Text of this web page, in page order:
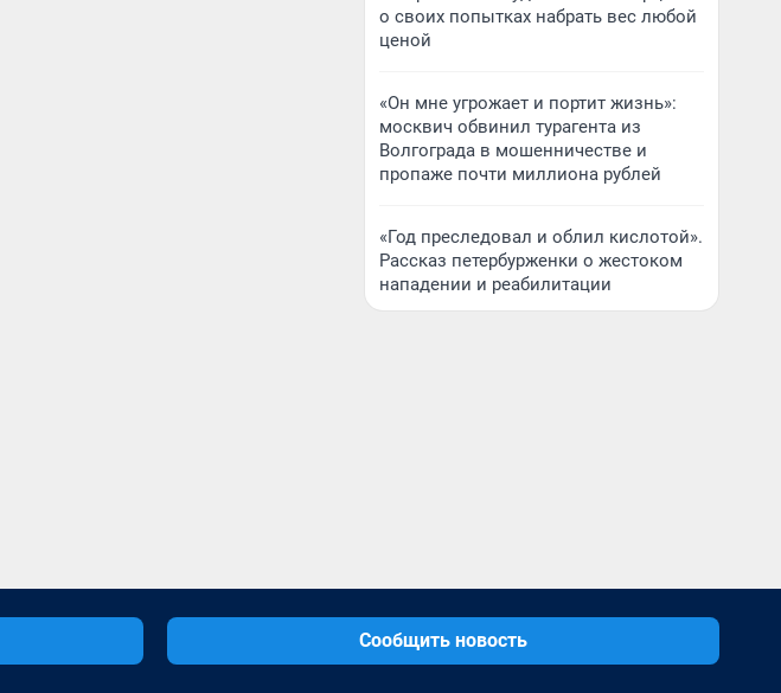
о своих попытках набрать вес любой
ценой
«Он мне угрожает и портит жизнь»:
москвич обвинил турагента из
Волгограда в мошенничестве и
пропаже почти миллиона рублей
«Год преследовал и облил кислотой».
Рассказ петербурженки о жестоком
нападении и реабилитации
Сообщить новость